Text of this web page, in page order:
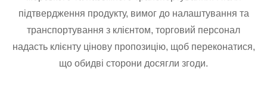
підтвердження продукту, вимог до налаштування та
транспортування з клієнтом, торговий персонал
надасть клієнту цінову пропозицію, щоб переконатися,
що обидві сторони досягли згоди.